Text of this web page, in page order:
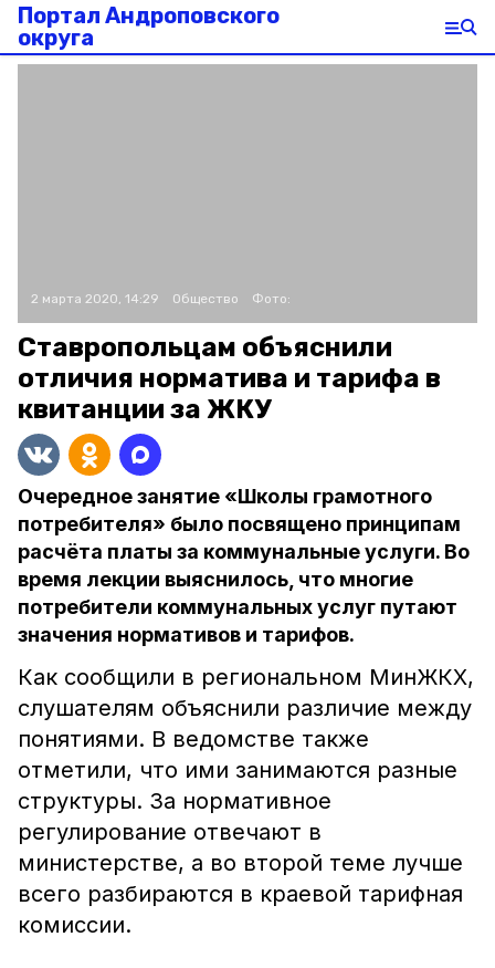
Портал Андроповского
округа
2 марта 2020, 14:29 Общество Фото:
Ставропольцам объяснили
отличия норматива и тарифа в
квитанции за ЖКУ
Очередное занятие «Школы грамотного
потребителя» было посвящено принципам
расчёта платы за коммунальные услуги. Во
время лекции выяснилось, что многие
потребители коммунальных услуг путают
значения нормативов и тарифов.
Как сообщили в региональном МинЖКХ,
слушателям объяснили различие между
понятиями. В ведомстве также
отметили, что ими занимаются разные
структуры. За нормативное
регулирование отвечают в
министерстве, а во второй теме лучше
всего разбираются в краевой тарифная
комиссии.